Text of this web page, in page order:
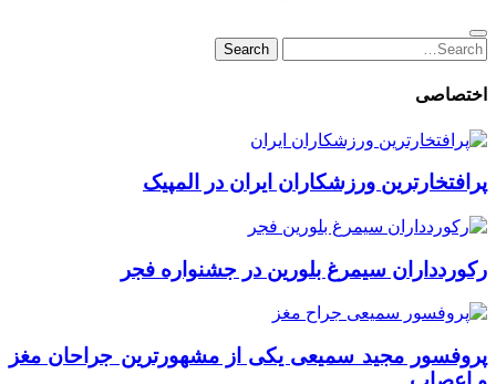
Search
for:
Search
اختصاصی
پرافتخارترین ورزشکاران ایران در المپیک
رکوردداران سیمرغ بلورین در جشنواره فجر
پروفسور مجید سمیعی یکی از مشهورترین جراحان مغز